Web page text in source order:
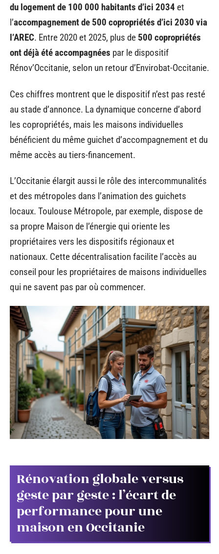
du logement de 100 000 habitants d’ici 2034 et
l’accompagnement de 500 copropriétés d’ici 2030 via
l’AREC. Entre 2020 et 2025, plus de 500 copropriétés
ont déjà été accompagnées par le dispositif
Rénov’Occitanie, selon un retour d’Envirobat-Occitanie.
Ces chiffres montrent que le dispositif n’est pas resté
au stade d’annonce. La dynamique concerne d’abord
les copropriétés, mais les maisons individuelles
bénéficient du même guichet d’accompagnement et du
même accès au tiers-financement.
L’Occitanie élargit aussi le rôle des intercommunalités
et des métropoles dans l’animation des guichets
locaux. Toulouse Métropole, par exemple, dispose de
sa propre Maison de l’énergie qui oriente les
propriétaires vers les dispositifs régionaux et
nationaux. Cette décentralisation facilite l’accès au
conseil pour les propriétaires de maisons individuelles
qui ne savent pas par où commencer.
Rénovation globale versus
geste par geste : l’écart de
performance pour une
maison en Occitanie